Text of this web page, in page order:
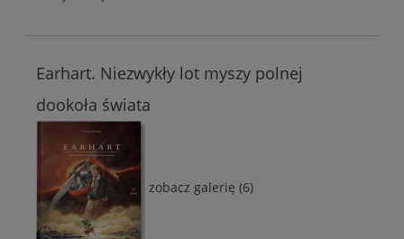
Earhart. Niezwykły lot myszy polnej
dookoła świata
zobacz galerię (6)